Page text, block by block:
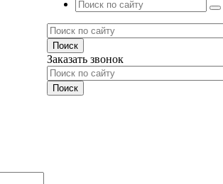
Заказать звонок